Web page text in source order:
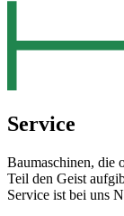
Service
Baumaschinen, die
Teil den Geist
Service ist bei uns